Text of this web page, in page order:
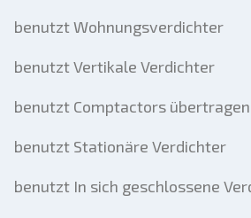
benutzt Wohnungsverdichter
benutzt Vertikale Verdichter
benutzt Comptactors übertragen
benutzt Stationäre Verdichter
benutzt In sich geschlossene